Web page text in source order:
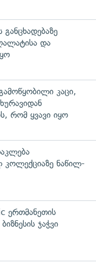
და
კაცი,
რომ ყვავი იყო
ნაწილ-
ერთმანეთის
ჯაჭვი